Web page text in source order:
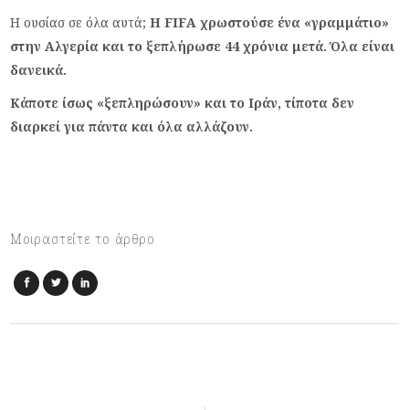
Η ουσίασ σε όλα αυτά; Η FIFΑ χρωστούσε ένα «γραμμάτιο»
στην Αλγερία και το ξεπλήρωσε 44 χρόνια μετά. Όλα είναι
δανεικά.
Κάποτε ίσως «ξεπληρώσουν» και το Ιράν, τίποτα δεν
διαρκεί για πάντα και όλα αλλάζουν.
Μοιραστείτε το άρθρο